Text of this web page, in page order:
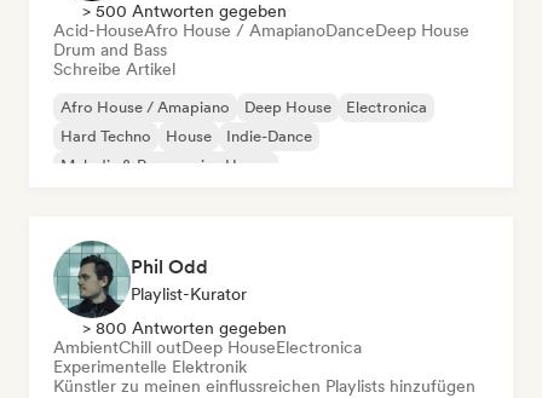
> 500 Antworten gegeben
Acid-HouseAfro House / AmapianoDanceDeep House
Drum and Bass
Schreibe Artikel
Afro House / Amapiano Deep House
Electronica
Hard Techno
House
Indie-Dance
Melodic & Progressive House
Phil Odd
Playlist-Kurator
> 800 Antworten gegeben
AmbientChill outDeep HouseElectronica
Experimentelle Elektronik
Künstler zu meinen einflussreichen Playlists hinzufügen